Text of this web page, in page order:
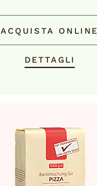
ACQUISTA ONLINE
DETTAGLI